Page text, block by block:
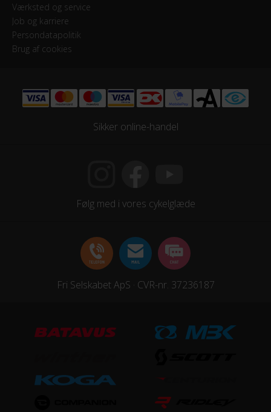
Værksted og service
Job og karriere
Persondatapolitik
Brug af cookies
Sikker online-handel
Følg med i vores cykelglæde
Fri Selskabet ApS · CVR-nr. 37236187